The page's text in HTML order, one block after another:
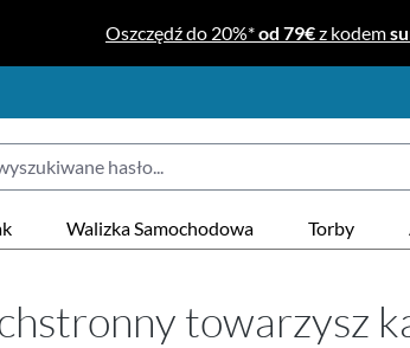
Oszczędź do 20%*od 79€z kodem
Walizka Samochodowa Torby
towarzysz